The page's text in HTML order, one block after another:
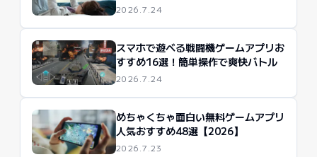
2026.7.24
スマホで遊べる戦闘機ゲームアプリお
すすめ16選！簡単操作で爽快バトル
2026.7.24
めちゃくちゃ面白い無料ゲームアプリ
人気おすすめ48選【2026】
2026.7.23